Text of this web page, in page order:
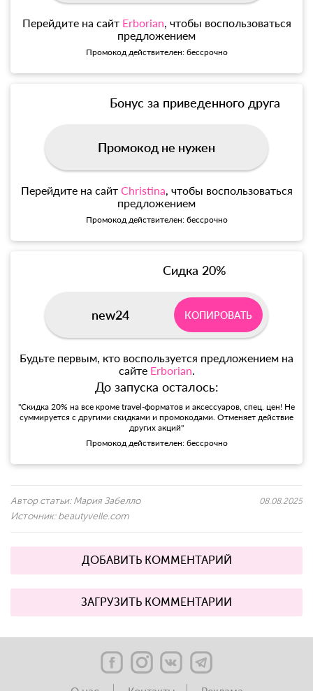
Перейдите на сайт Erborian, чтобы воспользоваться
предложением
Промокод действителен: бессрочно
Бонус за приведенного друга
Промокод не нужен
Перейдите на сайт Christina, чтобы воспользоваться
предложением
Промокод действителен: бессрочно
Сидка 20%
new24 КОПИРОВАТЬ
Будьте первым, кто воспользуется предложением на
сайте Erborian.
До запуска осталось:
"Скидка 20% на все кроме travel-форматов и аксессуаров, спец. цен! Не
суммируется с другими скидками и промокодами. Отменяет действие
других акций"
Промокод действителен: бессрочно
Автор статьи: Мария Забелло
Источник: beautyvelle.com
08.08.2025
ДОБАВИТЬ КОММЕНТАРИЙ
ЗАГРУЗИТЬ КОММЕНТАРИИ